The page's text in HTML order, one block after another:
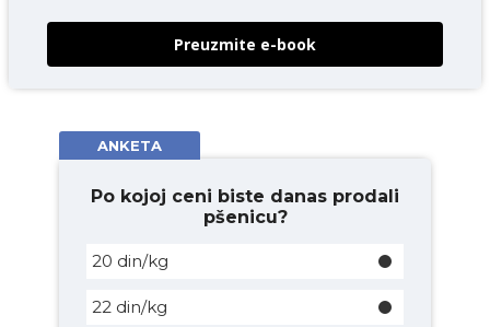
Preuzmite e-book
ANKETA
Po kojoj ceni biste danas prodali
pšenicu?
20 din/kg
22 din/kg